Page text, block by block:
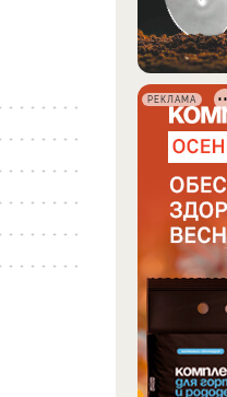
РЕКЛАМА